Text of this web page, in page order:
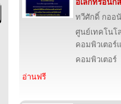
อิเล็กทรอนิกส์
ทวีศักดิ์ กออ
ศูนย์เทคโนโ
คอมพิวเตอร์
คอมพิวเตอร์
อ่านฟรี